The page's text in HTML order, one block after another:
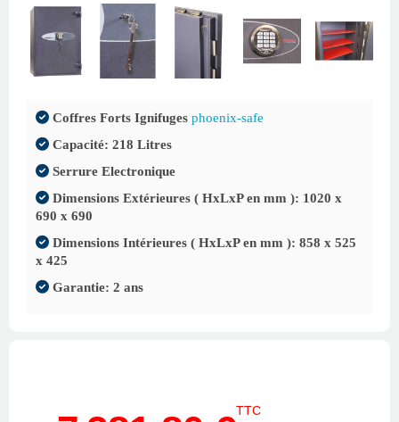
Coffres Forts Ignifuges phoenix-safe
Capacité: 218 Litres
Serrure Electronique
Dimensions Extérieures ( HxLxP en mm ): 1020 x
690 x 690
Dimensions Intérieures ( HxLxP en mm ): 858 x 525
x 425
Garantie: 2 ans
TTC